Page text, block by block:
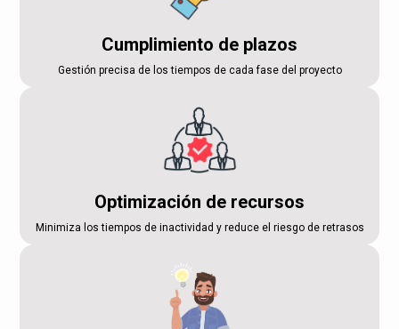
Cumplimiento de plazos
Gestión precisa de los tiempos de cada fase del proyecto
Optimización de recursos
Minimiza los tiempos de inactividad y reduce el riesgo de retrasos